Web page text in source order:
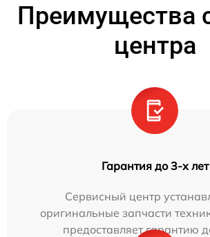
Преимущества
центра
Гарантия до 3-х лет
Сервисный центр
оригинальные запчасти
предоставляет гарантию